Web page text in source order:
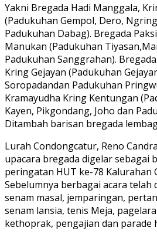
Yakni Bregada Hadi Manggala,
(Padukuhan Gempol, Dero,
Padukuhan Dabag). Bregada
Manukan (Padukuhan
Padukuhan Sanggrahan).
Kring Gejayan (Padukuhan
Soropadandan Padukuhan
Kramayudha Kring Kentungan
Kayen, Pikgondang, Joho dan
Ditambah barisan bregada
Lurah Condongcatur, Reno
upacara bregada digelar sebagai
peringatan HUT ke-78 Kalurahan
Sebelumnya berbagai acara
senam masal, jemparingan,
senam lansia, tenis Meja,
kethoprak, pengajian dan parade